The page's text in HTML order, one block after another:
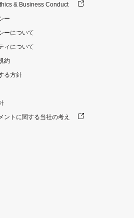
& Business Conduct
ー
ーについて
ィについて
約
る方針
ントに関する当社の考え